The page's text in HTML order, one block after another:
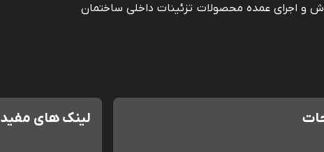
و اجرای عمده محصولات تزئینات داخلی ساختمان
لینک های مفید